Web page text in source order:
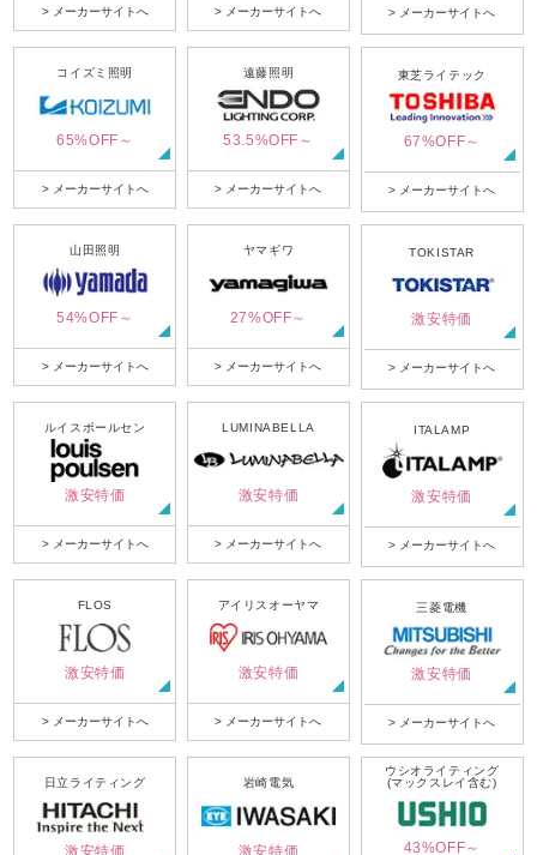
> メーカーサイトへ > メーカーサイトへ > メーカーサイトへ
コイズミ照明
65%OFF～
> メーカーサイトへ
遠藤照明
53.5%OFF～
> メーカーサイトへ
東芝ライテック
67%OFF～
> メーカーサイトへ
山田照明
54%OFF～
> メーカーサイトへ
ヤマギワ
27%OFF～
> メーカーサイトへ
TOKISTAR
激安特価
> メーカーサイトへ
ルイスポールセン
激安特価
> メーカーサイトへ
LUMINABELLA
激安特価
> メーカーサイトへ
ITALAMP
激安特価
> メーカーサイトへ
FLOS
激安特価
> メーカーサイトへ
アイリスオーヤマ
激安特価
> メーカーサイトへ
三菱電機
激安特価
> メーカーサイトへ
日立ライティング
激安特価
岩崎電気
激安特価
ウシオライティング
(マックスレイ含む)
43%OFF～